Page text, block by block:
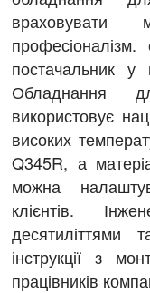
враховувати
професіоналізм.
постачальник у
Обладнання
використовує
високих
Q345R, а
можна
клієнтів.
десятиліттями
інструкції з
працівників